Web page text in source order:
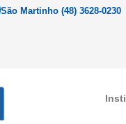
São Martinho (48) 3628-0230